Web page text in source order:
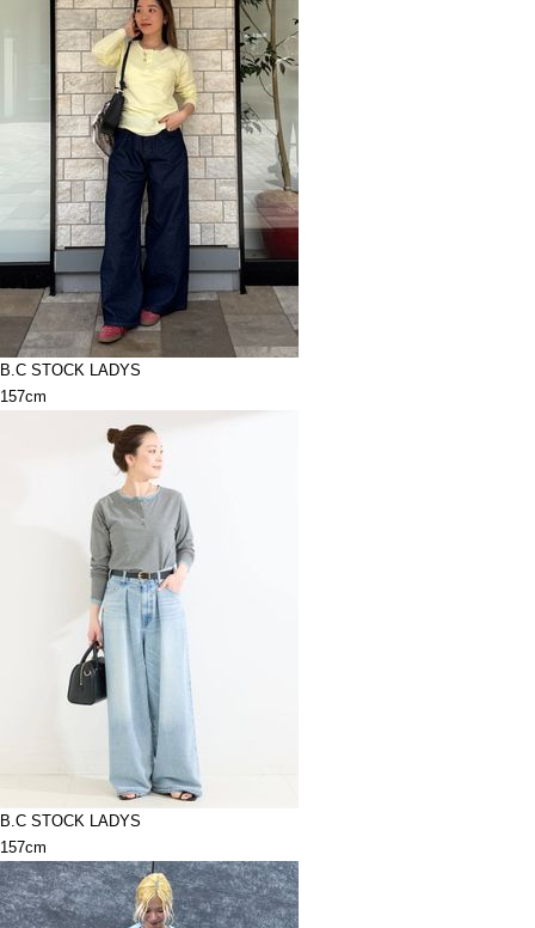
B.C STOCK LADYS
157cm
B.C STOCK LADYS
157cm